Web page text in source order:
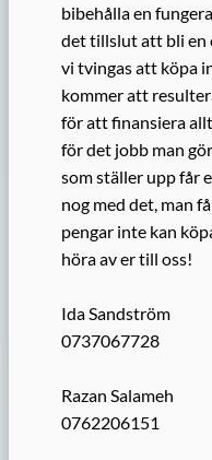
bibehålla en
det tillslut att bli en
vi tvingas att köpa
kommer att
för att finansiera
för det jobb man
som ställer upp får
nog med det, man
pengar inte kan
höra av er till oss!
Ida Sandström
0737067728
Razan Salameh
0762206151